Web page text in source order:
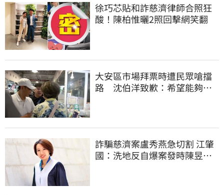
徐巧芯貼和詐慈濟律師合照狂
酸！陳柏惟曬2照回擊網笑翻
大安區市場拜票時遭民眾嗆擋
路 沈伯洋致歉：希望能夠精
詐騙慈濟案盧秀燕急切割 江肇
國：洗地反自爆案發時陳昱瑄